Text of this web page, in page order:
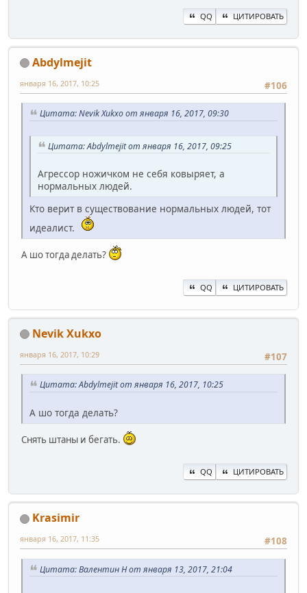
QQ ЦИТИРОВАТЬ
Abdylmejit
#106
января 16, 2017, 10:25
Цитата: Nevik Xukxo от января 16, 2017, 09:30
Цитата: Abdylmejit от января 16, 2017, 09:25
Агрессор ножичком не себя ковыряет, а
нормальных людей.
Кто верит в существование нормальных людей, тот
идеалист.
А шо тогда делать?
QQ ЦИТИРОВАТЬ
Nevik Xukxo
#107
января 16, 2017, 10:29
Цитата: Abdylmejit от января 16, 2017, 10:25
А шо тогда делать?
Снять штаны и бегать.
QQ ЦИТИРОВАТЬ
Krasimir
#108
января 16, 2017, 11:35
Цитата: Валентин Н от января 13, 2017, 21:04